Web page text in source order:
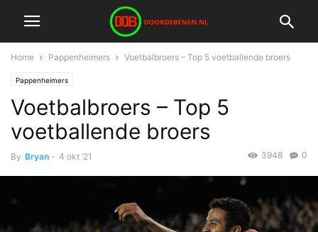
Home Pappenheimers Voetbalbroers – Top 5 voetballende broers
Pappenheimers
Voetbalbroers – Top 5
voetballende broers
By Bryan - 4 okt ’21 0
3948